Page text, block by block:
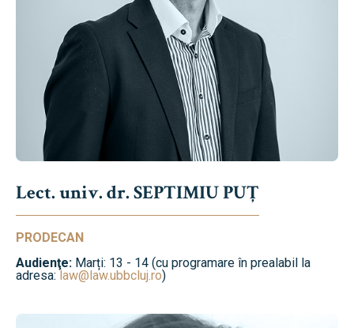
Lect. univ. dr. SEPTIMIU PUȚ
PRODECAN
Audienţe: Marți: 13 - 14 (cu programare în prealabil la
adresa:law@law.ubbcluj.ro)